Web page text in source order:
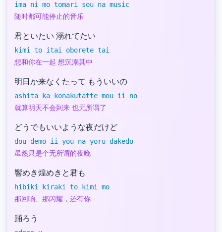
ima ni mo tomari sou na music
随时都可能停止的音乐
君といたい 溺れてたい
kimi to itai oborete tai
想和你在一起 想沉溺其中
明日か来なくたって もういいの
ashita ka konakutatte mou ii no
就算明天不会到来 也无所谓了
どうでもいいような夜だけど
dou demo ii you na yoru dakedo
虽然只是个无所谓的夜晚
響めき煌めきと君も
hibiki kiraki to kimi mo
那回响、那闪耀，还有你
踊ろう